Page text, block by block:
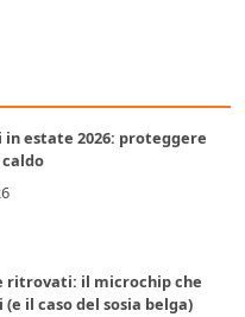
estate 2026: proteggere
ritrovati: il microchip che
il caso del sosia belga)